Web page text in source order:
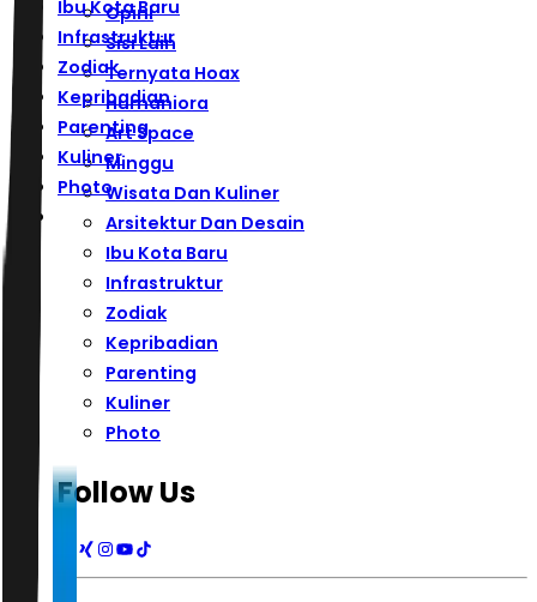
Ibu Kota Baru
Infrastruktur
Zodiak
Kepribadian
Parenting
Kuliner
Photo
Opini
Sisi Lain
Ternyata Hoax
Humaniora
Art Space
Minggu
Wisata Dan Kuliner
Arsitektur Dan Desain
Ibu Kota Baru
Infrastruktur
Zodiak
Kepribadian
Parenting
Kuliner
Photo
Follow Us